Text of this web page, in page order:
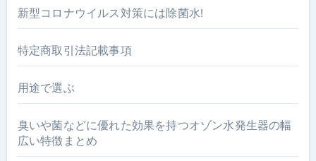
新型コロナウイルス対策には除菌水!
特定商取引法記載事項
用途で選ぶ
臭いや菌などに優れた効果を持つオゾン水発生器の幅
広い特徴まとめ